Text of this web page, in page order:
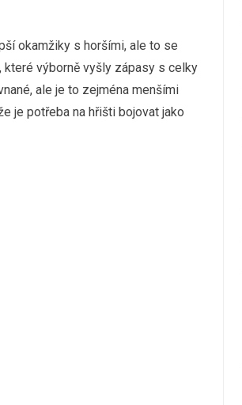
okamžiky s horšími, ale to se
které výborně vyšly zápasy s celky
ale je to zejména menšími
je potřeba na hřišti bojovat jako